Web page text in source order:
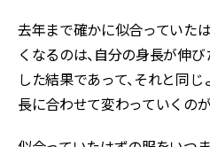
去年まで確かに似合っていた
くなるのは、自分の身長が伸
した結果であって、それと同
長に合わせて変わっていくの